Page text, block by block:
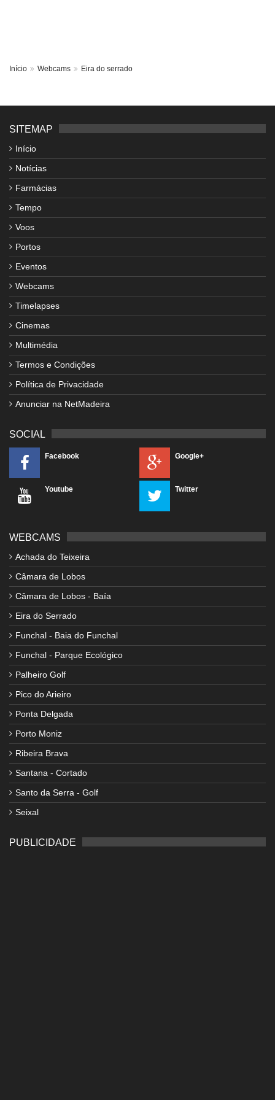
Início Webcams Eira do serrado
SITEMAP
Início
Notícias
Farmácias
Tempo
Voos
Portos
Eventos
Webcams
Timelapses
Cinemas
Multimédia
Termos e Condições
Política de Privacidade
Anunciar na NetMadeira
SOCIAL
Facebook Google+
Youtube Twitter
WEBCAMS
Achada do Teixeira
Câmara de Lobos
Câmara de Lobos - Baía
Eira do Serrado
Funchal - Baia do Funchal
Funchal - Parque Ecológico
Palheiro Golf
Pico do Arieiro
Ponta Delgada
Porto Moniz
Ribeira Brava
Santana - Cortado
Santo da Serra - Golf
Seixal
PUBLICIDADE